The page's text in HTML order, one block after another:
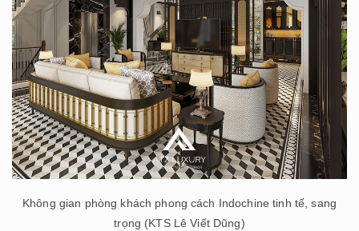
Không gian phòng khách phong cách Indochine tinh tế, sang
trọng (KTS Lê Viết Dũng)